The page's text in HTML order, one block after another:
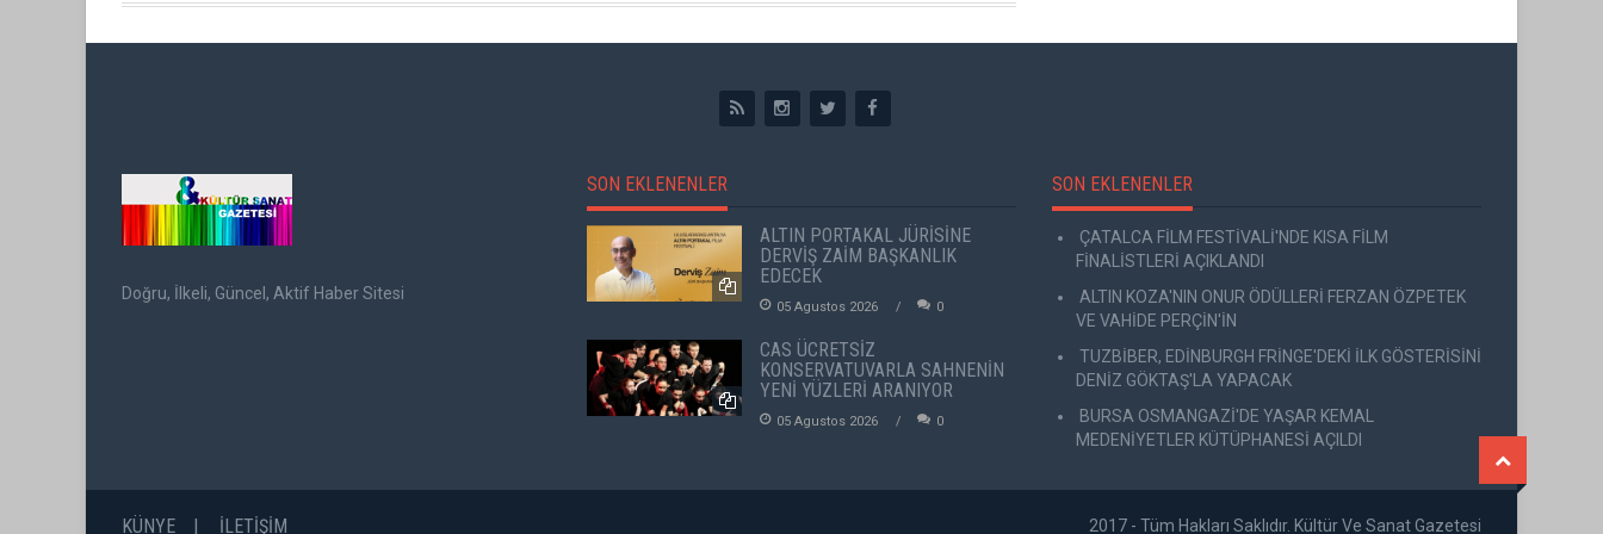
Doğru, İlkeli, Güncel, Aktif Haber Sitesi
SON EKLENENLER
ALTIN PORTAKAL JÜRİSİNE
DERVİŞ ZAİM BAŞKANLIK
EDECEK
05 Agustos 2026 0
CAS ÜCRETSİZ
KONSERVATUVARLA SAHNENİN
YENİ YÜZLERİ ARANIYOR
05 Agustos 2026 0
SON EKLENENLER
ÇATALCA FİLM FESTİVALİ'NDE KISA FİLM
FİNALİSTLERİ AÇIKLANDI
ALTIN KOZA'NIN ONUR ÖDÜLLERİ FERZAN ÖZPETEK
VE VAHİDE PERÇİN'İN
TUZBİBER, EDİNBURGH FRİNGE'DEKİ İLK GÖSTERİSİNİ
DENİZ GÖKTAŞ'LA YAPACAK
BURSA OSMANGAZİ'DE YAŞAR KEMAL
MEDENİYETLER KÜTÜPHANESİ AÇILDI
KÜNYE İLETİŞİM 2017 - Tüm Hakları Saklıdır. Kültür Ve Sanat Gazetesi